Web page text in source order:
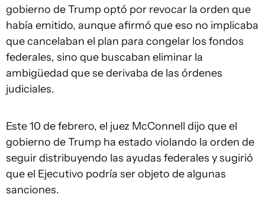
gobierno de Trump optó por revocar la orden que
había emitido, aunque afirmó que eso no implicaba
que cancelaban el plan para congelar los fondos
federales, sino que buscaban eliminar la
ambigüedad que se derivaba de las órdenes
judiciales.
Este 10 de febrero, el juez McConnell dijo que el
gobierno de Trump ha estado violando la orden de
seguir distribuyendo las ayudas federales y sugirió
que el Ejecutivo podría ser objeto de algunas
sanciones.